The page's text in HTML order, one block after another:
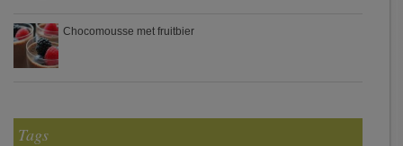
Chocomousse met fruitbier
Tags